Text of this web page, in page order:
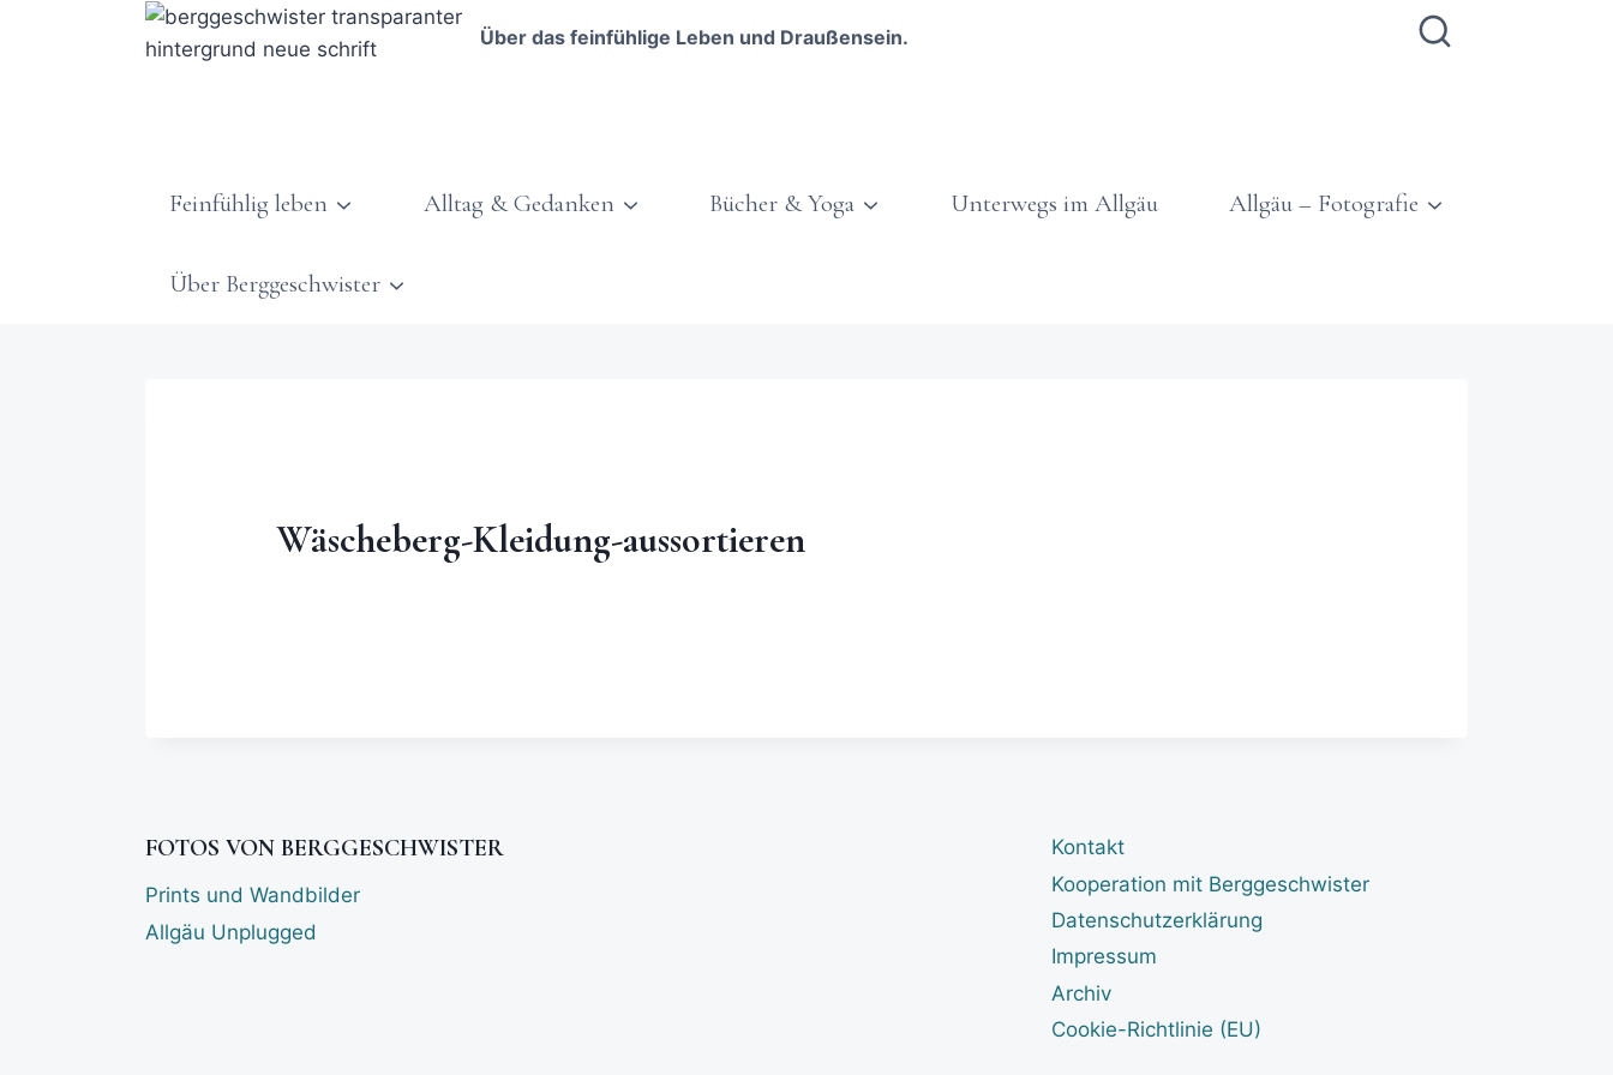
Über das feinfühlige Leben und Draußensein.
Feinfühlig leben Alltag & Gedanken Bücher & Yoga Unterwegs im Allgäu Allgäu – Fotografie
Über Berggeschwister
Wäscheberg-Kleidung-aussortieren
FOTOS VON BERGGESCHWISTER
Prints und Wandbilder
Allgäu Unplugged
Kontakt
Kooperation mit Berggeschwister
Datenschutzerklärung
Impressum
Archiv
Cookie-Richtlinie (EU)